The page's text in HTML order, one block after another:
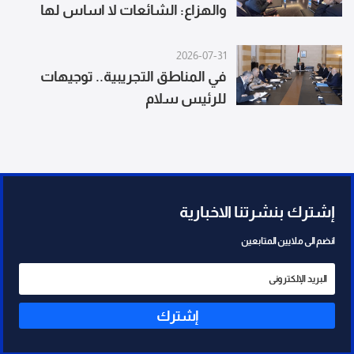
والهزاع: الشائعات لا اساس لها
2026-07-31
في المناطق التجريبية.. توجيهات
للرئيس سلام
إشترك بنشرتنا الاخبارية
انضم الى ملايين المتابعين
إشترك